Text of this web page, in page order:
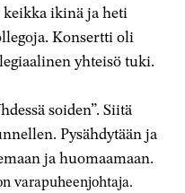
ikinä ja heti
Konsertti oli
yhteisö tuki.
soiden”. Siitä
Pysähdytään ja
ja huomaamaan.
varapuheenjohtaja.